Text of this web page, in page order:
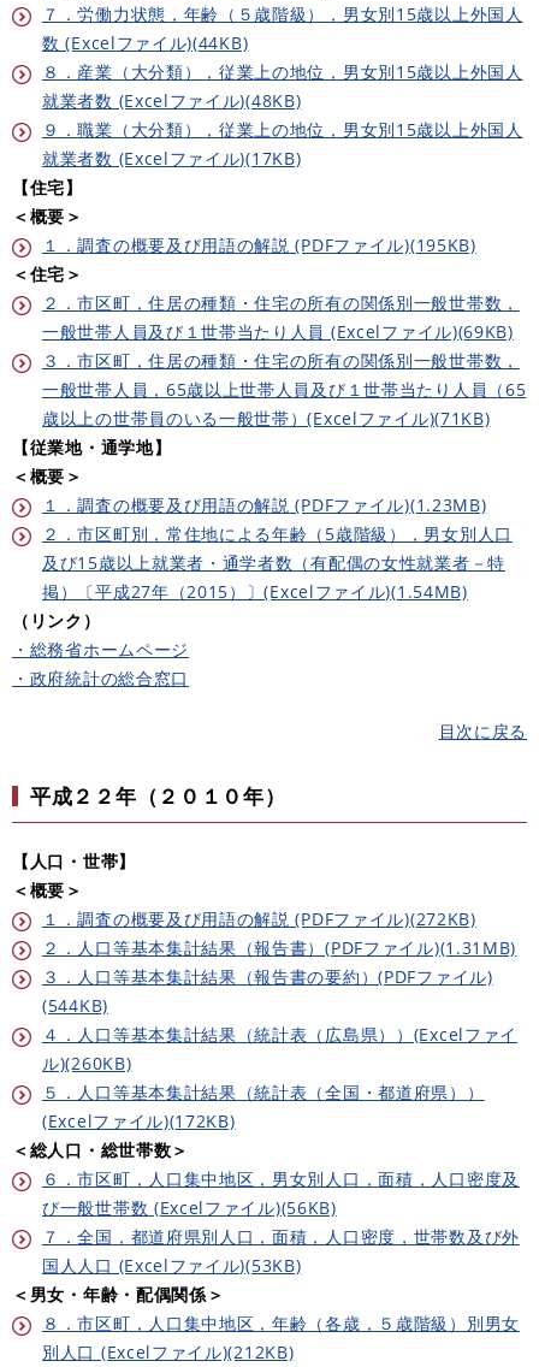
７．労働力状態，年齢（５歳階級），男女別15歳以上外国人
数 (Excelファイル)(44KB)
８．産業（大分類），従業上の地位，男女別15歳以上外国人
就業者数 (Excelファイル)(48KB)
９．職業（大分類），従業上の地位，男女別15歳以上外国人
就業者数 (Excelファイル)(17KB)
【住宅】
＜概要＞
１．調査の概要及び用語の解説 (PDFファイル)(195KB)
＜住宅＞
２．市区町，住居の種類・住宅の所有の関係別一般世帯数，
一般世帯人員及び１世帯当たり人員 (Excelファイル)(69KB)
３．市区町，住居の種類・住宅の所有の関係別一般世帯数，
一般世帯人員，65歳以上世帯人員及び１世帯当たり人員（65
歳以上の世帯員のいる一般世帯）(Excelファイル)(71KB)
【従業地・通学地】
＜概要＞
１．調査の概要及び用語の解説 (PDFファイル)(1.23MB)
２．市区町別，常住地による年齢（5歳階級），男女別人口
及び15歳以上就業者・通学者数（有配偶の女性就業者－特
掲）〔平成27年（2015）〕(Excelファイル)(1.54MB)
（リンク）
・総務省ホームページ
・政府統計の総合窓口
目次に戻る
平成２２年（２０１０年）
【人口・世帯】
＜概要＞
１．調査の概要及び用語の解説 (PDFファイル)(272KB)
２．人口等基本集計結果（報告書）(PDFファイル)(1.31MB)
３．人口等基本集計結果（報告書の要約）(PDFファイル)
(544KB)
４．人口等基本集計結果（統計表（広島県））(Excelファイ
ル)(260KB)
５．人口等基本集計結果（統計表（全国・都道府県））
(Excelファイル)(172KB)
＜総人口・総世帯数＞
６．市区町，人口集中地区，男女別人口，面積，人口密度及
び一般世帯数 (Excelファイル)(56KB)
７．全国，都道府県別人口，面積，人口密度，世帯数及び外
国人人口 (Excelファイル)(53KB)
＜男女・年齢・配偶関係＞
８．市区町，人口集中地区，年齢（各歳，５歳階級）別男女
別人口 (Excelファイル)(212KB)